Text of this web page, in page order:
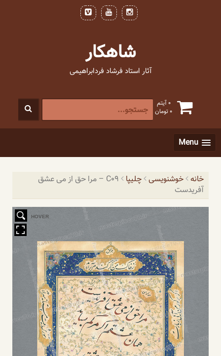
شاهکار
آثار استاد فرشاد فردابراهیمی
0 آیتم
0تومان
جستجو
برای
Menu
خانه خوشنویسی چلیپا
C09 – مرا حق از می عشق
آفریدست
HOVER